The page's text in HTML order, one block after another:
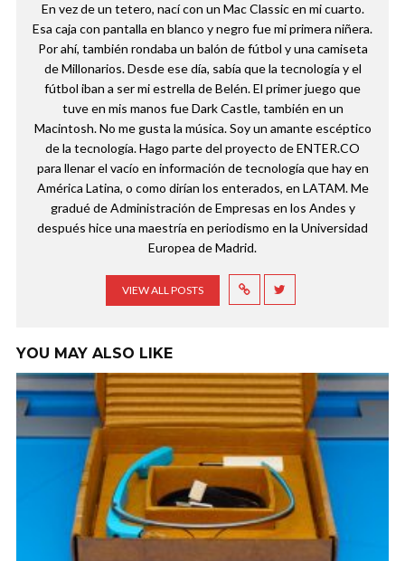
En vez de un tetero, nací con un Mac Classic en mi cuarto.
Esa caja con pantalla en blanco y negro fue mi primera niñera.
Por ahí, también rondaba un balón de fútbol y una camiseta
de Millonarios. Desde ese día, sabía que la tecnología y el
fútbol iban a ser mi estrella de Belén. El primer juego que
tuve en mis manos fue Dark Castle, también en un
Macintosh. No me gusta la música. Soy un amante escéptico
de la tecnología. Hago parte del proyecto de ENTER.CO
para llenar el vacío en información de tecnología que hay en
América Latina, o como dirían los enterados, en LATAM. Me
gradué de Administración de Empresas en los Andes y
después hice una maestría en periodismo en la Universidad
Europea de Madrid.
VIEW ALL POSTS
YOU MAY ALSO LIKE